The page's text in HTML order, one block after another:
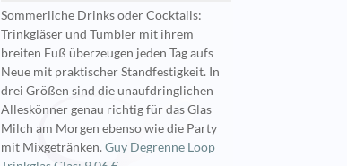
Sommerliche Drinks oder Cocktails:
Trinkgläser und Tumbler mit ihrem
breiten Fuß überzeugen jeden Tag aufs
Neue mit praktischer Standfestigkeit. In
drei Größen sind die unaufdringlichen
Alleskönner genau richtig für das Glas
Milch am Morgen ebenso wie die Party
mit Mixgetränken. Guy Degrenne Loop